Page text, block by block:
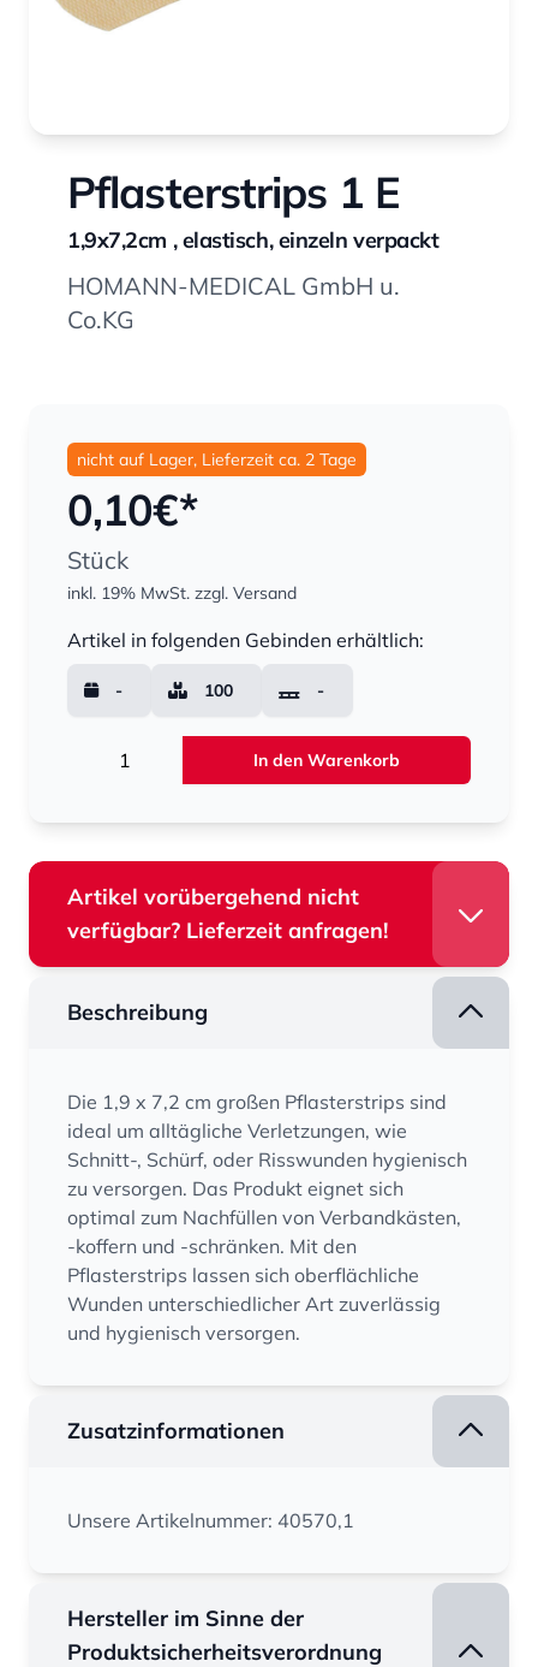
Pflasterstrips 1 E
1,9x7,2cm , elastisch, einzeln verpackt
HOMANN-MEDICAL GmbH u.
Co.KG
nicht auf Lager, Lieferzeit ca. 2 Tage
0,10€*
Stück
inkl. 19% MwSt. zzgl. Versand
Artikel in folgenden Gebinden erhältlich:
- 100 -
In den Warenkorb
Artikel vorübergehend nicht
verfügbar? Lieferzeit anfragen!
Beschreibung
Die 1,9 x 7,2 cm großen Pflasterstrips sind
ideal um alltägliche Verletzungen, wie
Schnitt-, Schürf, oder Risswunden hygienisch
zu versorgen. Das Produkt eignet sich
optimal zum Nachfüllen von Verbandkästen,
-koffern und -schränken. Mit den
Pflasterstrips lassen sich oberflächliche
Wunden unterschiedlicher Art zuverlässig
und hygienisch versorgen.
Zusatzinformationen
Unsere Artikelnummer: 40570,1
Hersteller im Sinne der
Produktsicherheitsverordnung